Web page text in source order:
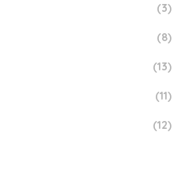
(3)
(8)
(13)
(11)
(12)